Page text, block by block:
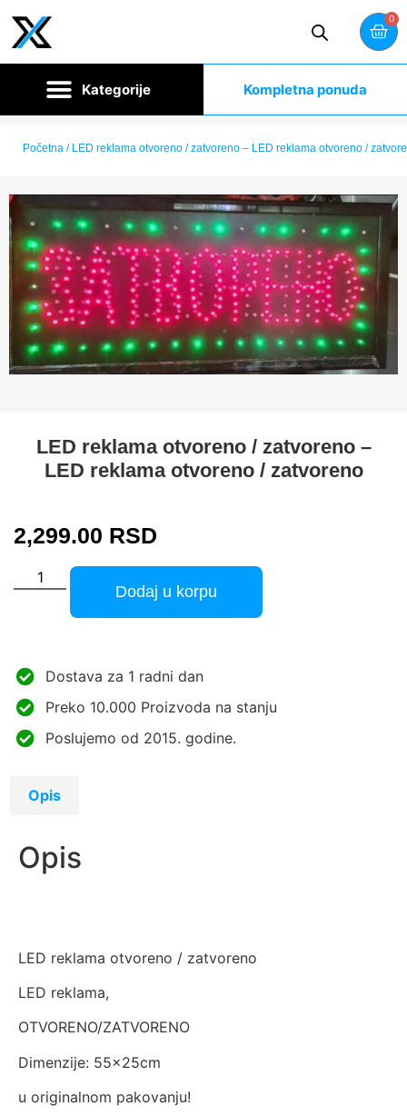
0
Kompletna ponuda
Početna / LED reklama otvoreno / zatvoreno – LED reklama otvoreno /
LED reklama otvoreno / zatvoreno –
LED reklama otvoreno / zatvoreno
2,299.00 RSD
Dodaj u korpu
Dostava za 1 radni dan
Preko 10.000 Proizvoda na stanju
Poslujemo od 2015. godine.
Opis
Opis
LED reklama otvoreno / zatvoreno
LED reklama,
OTVORENO/ZATVORENO
Dimenzije: 55x25cm
u originalnom pakovanju!